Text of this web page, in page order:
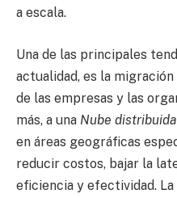
a escala.
Una de las principales
actualidad, es la
de las empresas y las
más, a una Nube distribuida
en áreas geográficas
reducir costos, bajar la
eficiencia y efectividad. La